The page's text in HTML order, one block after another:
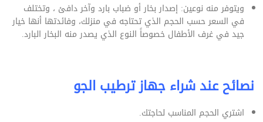
ويتوفر منه نوعين: إصدار بخار أو ضباب بارد وآخر دافئ ، وتختلف
في السعر ‏حسب الحجم الذي تحتاجه في منزلك، وفائدتها أنها خيار
جيد في غرف ‏الأطفال خصوصاً النوع الذي يصدر منه البخار البارد‎.‎
نصائح عند شراء جهاز ترطيب الجو
اشتري الحجم المناسب لحاجتك.‏